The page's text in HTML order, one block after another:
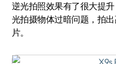
逆光拍照效果有了很大提
光拍摄物体过暗问题，拍
片。